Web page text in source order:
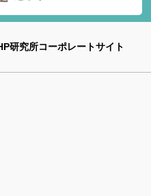
研究所コーポレートサイト